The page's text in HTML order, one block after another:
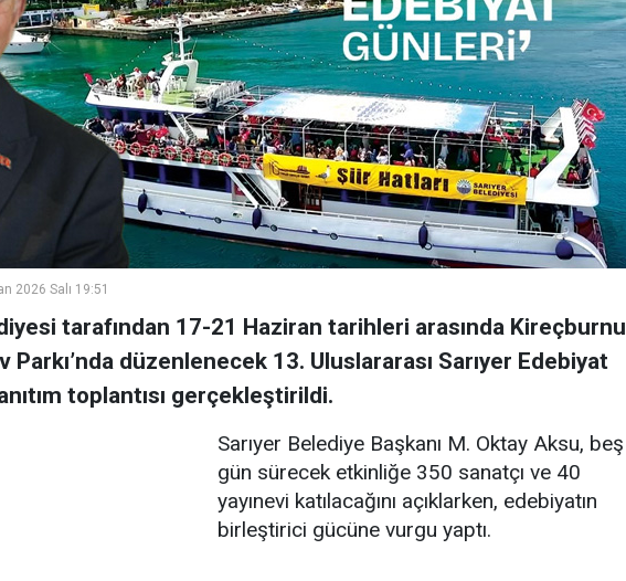
2026 Salı 19:51
tarafından 17-21 Haziran tarihleri arasında Kireçburnu
Parkı’nda düzenlenecek 13. Uluslararası Sarıyer Edebiyat
toplantısı gerçekleştirildi.
Sarıyer Belediye Başkanı M. Oktay Aksu, beş
gün sürecek etkinliğe 350 sanatçı ve 40
yayınevi katılacağını açıklarken, edebiyatın
birleştirici gücüne vurgu yaptı.